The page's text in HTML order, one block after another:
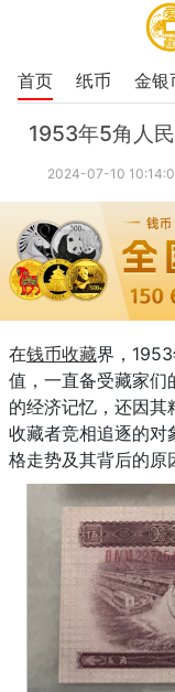
首页 纸币 金银
1953年5角人
2024-07-10
在钱币收藏界，
值，一直备受藏家们
的经济记忆，还因其
收藏者竞相追逐的
格走势及其背后的原